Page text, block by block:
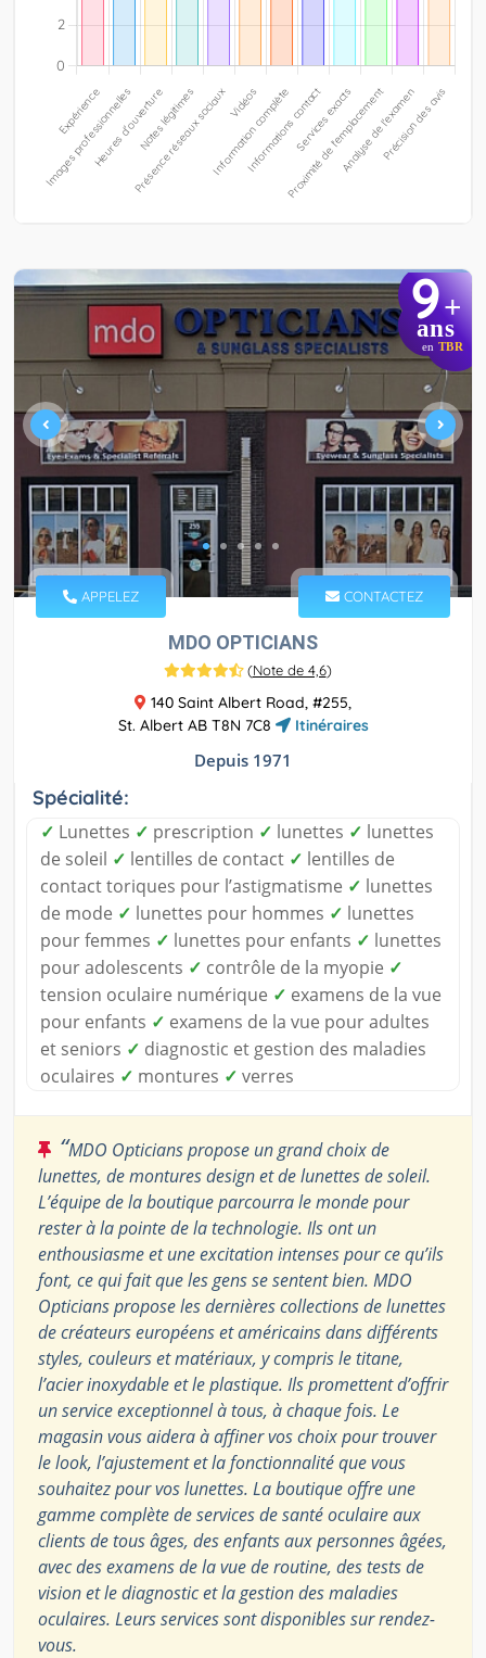
9+
ans
en TBR
APPELEZ CONTACTEZ
MDO OPTICIANS
(Note de 4,6)
140 Saint Albert Road, #255,
St. Albert AB T8N 7C8
Itinéraires
Depuis 1971
Spécialité:
✓ Lunettes ✓ prescription ✓ lunettes ✓ lunettes
de soleil ✓ lentilles de contact ✓ lentilles de
contact toriques pour l’astigmatisme ✓ lunettes
de mode ✓ lunettes pour hommes ✓ lunettes
pour femmes ✓ lunettes pour enfants ✓ lunettes
pour adolescents ✓ contrôle de la myopie ✓
tension oculaire numérique ✓ examens de la vue
pour enfants ✓ examens de la vue pour adultes
et seniors ✓ diagnostic et gestion des maladies
oculaires ✓ montures ✓ verres
“MDO Opticians propose un grand choix de
lunettes, de montures design et de lunettes de soleil.
L’équipe de la boutique parcourra le monde pour
rester à la pointe de la technologie. Ils ont un
enthousiasme et une excitation intenses pour ce qu’ils
font, ce qui fait que les gens se sentent bien. MDO
Opticians propose les dernières collections de lunettes
de créateurs européens et américains dans différents
styles, couleurs et matériaux, y compris le titane,
l’acier inoxydable et le plastique. Ils promettent d’offrir
un service exceptionnel à tous, à chaque fois. Le
magasin vous aidera à affiner vos choix pour trouver
le look, l’ajustement et la fonctionnalité que vous
souhaitez pour vos lunettes. La boutique offre une
gamme complète de services de santé oculaire aux
clients de tous âges, des enfants aux personnes âgées,
avec des examens de la vue de routine, des tests de
vision et le diagnostic et la gestion des maladies
oculaires. Leurs services sont disponibles sur rendez-
vous.